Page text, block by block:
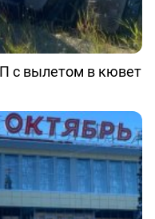
с вылетом в кювет